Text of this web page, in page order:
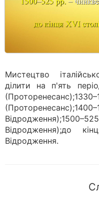
Мистецтво
ділити на п'ять
Відродження);до
Відродження.